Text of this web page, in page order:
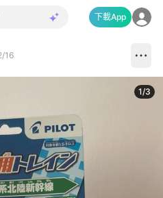
下載App
16
1/3